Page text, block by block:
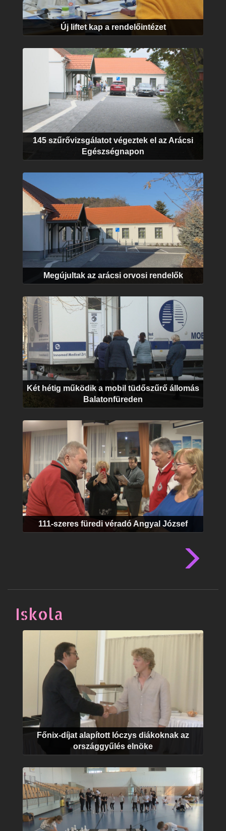
Új liftet kap a rendelőintézet
145 szűrővizsgálatot végeztek el az Arácsi
Egészségnapon
Megújultak az arácsi orvosi rendelők
Két hétig működik a mobil tüdőszűrő állomás
Balatonfüreden
111-szeres füredi véradó Angyal József
Iskola
Főnix-díjat alapított lóczys diákoknak az
országgyűlés elnöke